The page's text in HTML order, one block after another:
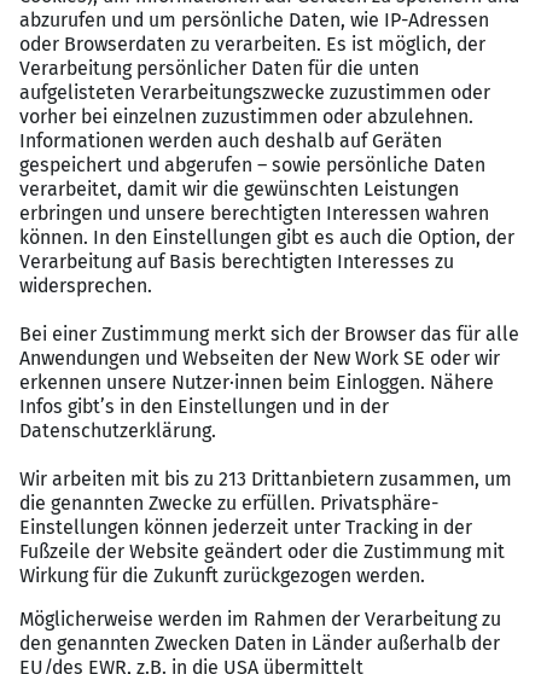
Qualifikation
Erfahrung im Kreditgeschäft, idealerweise im
Firmenkundenkreditbereich
Sie verfügen über ein gutes Urteils- und
Durchsetzungsvermögen sowie ausgeprägte
analytische Fähigkeiten
Sie arbeiten gerne selbständig und treten
souverän auf
Das würden Sie tun:
Sie bearbeiten und protokollieren
Kreditengagements und wickeln diese
prozessorientiert ab
Sie votieren eigenverantwortlich Kreditanträge
Sie unterstützen die zentralen und regionalen
Firmenkundenberater zum Beispiel durch
Liquiditäts- und Bonitätsprüfungen